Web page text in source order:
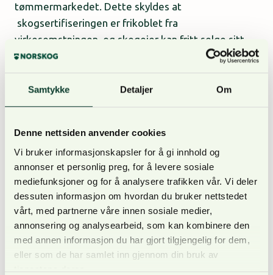
Samtykke Detaljer Om
Denne nettsiden anvender cookies
Vi bruker informasjonskapsler for å gi innhold og
annonser et personlig preg, for å levere sosiale
mediefunksjoner og for å analysere trafikken vår. Vi deler
dessuten informasjon om hvordan du bruker nettstedet
vårt, med partnerne våre innen sosiale medier,
annonsering og analysearbeid, som kan kombinere den
med annen informasjon du har gjort tilgjengelig for dem,
eller som de har samlet inn gjennom din bruk av
tømmermarkedet. Dette skyldes at
skogsertifiseringen er frikoblet fra
virkesomstningen, og skogeier kan fritt selge sitt
tømmer som miljøsertifisert til den kjøper de måtte
ønske. Ordningen er utviklet for å etablere et
pålitelig og kostnadseffektivt system med
gruppesertifisering basert på ISO 14001 (2014) og
opplegget inngår den enkelte eier en avtale med
Norsk Skogsertifisering der eieren som et minimum
forplikter til å etterleve de miljømål og rutiner som
er laget for å følge opp ordningen. Disse er
utarbeidet av Norsk Skogsertifisering.
Sertifiseringsordningen